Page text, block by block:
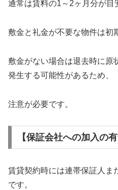
通常は賃料の1～2ヶ月分が目
敷金と礼金が不要な物件は初
敷金がない場合は退去時に原
発生する可能性があるため、
注意が必要です。
【保証会社への加入の有
賃貸契約時には連帯保証人ま
です。